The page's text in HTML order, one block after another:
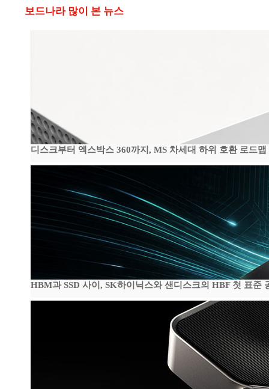
보드나라 많이 본 뉴스
디스크부터 엑스박스 360까지, MS 차세대 하위 호환 로드맵
HBM과 SSD 사이, SK하이닉스와 샌디스크의 HBF 첫 표준